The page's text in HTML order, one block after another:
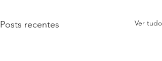
Posts recentes Ver tudo